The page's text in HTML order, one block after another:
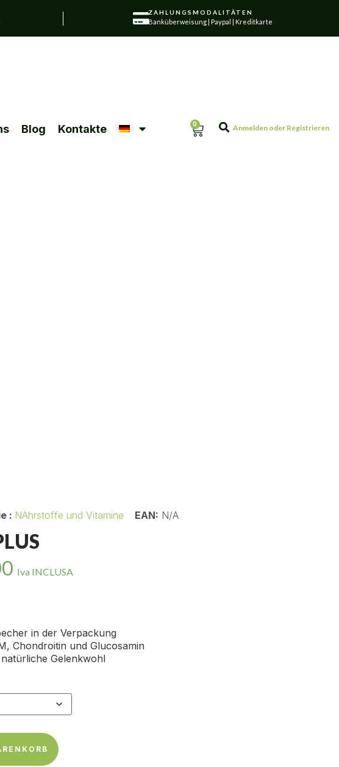
ZAHLUNGSMODALITÄTEN
Banküberweisung | Paypal | Kreditkarte
Blog Kontakte 0 Anmelden oder Registrieren
: NÄhrstoffe und Vitamine EAN: N/A
Iva INCLUSA
in der Verpackung
Chondroitin und Glucosamin
Gelenkwohl